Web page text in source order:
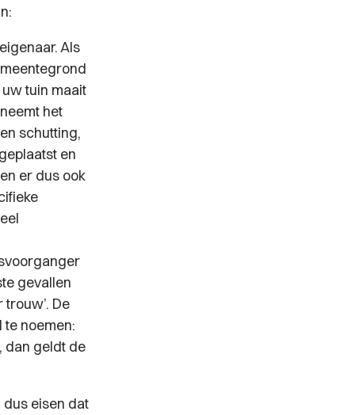
Als
tuin maait
het
schutting,
en
er dus ook
gevallen
De
noemen:
dan geldt de
eisen dat